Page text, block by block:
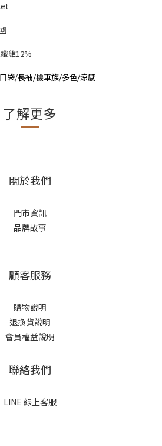
維12%
袋/長袖/機車族/多色/涼感
了解更多
關於我們
門市資訊
品牌故事
顧客服務
購物說明
退換貨說明
會員權益說明
聯絡我們
LINE 線上客服